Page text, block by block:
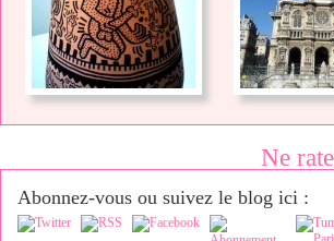
Ne
Abonnez-vous ou suivez le blog ici :